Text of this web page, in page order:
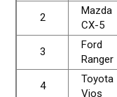
2
Mazda
CX-5
3
Ford
Ranger
4
Toyota
Vios